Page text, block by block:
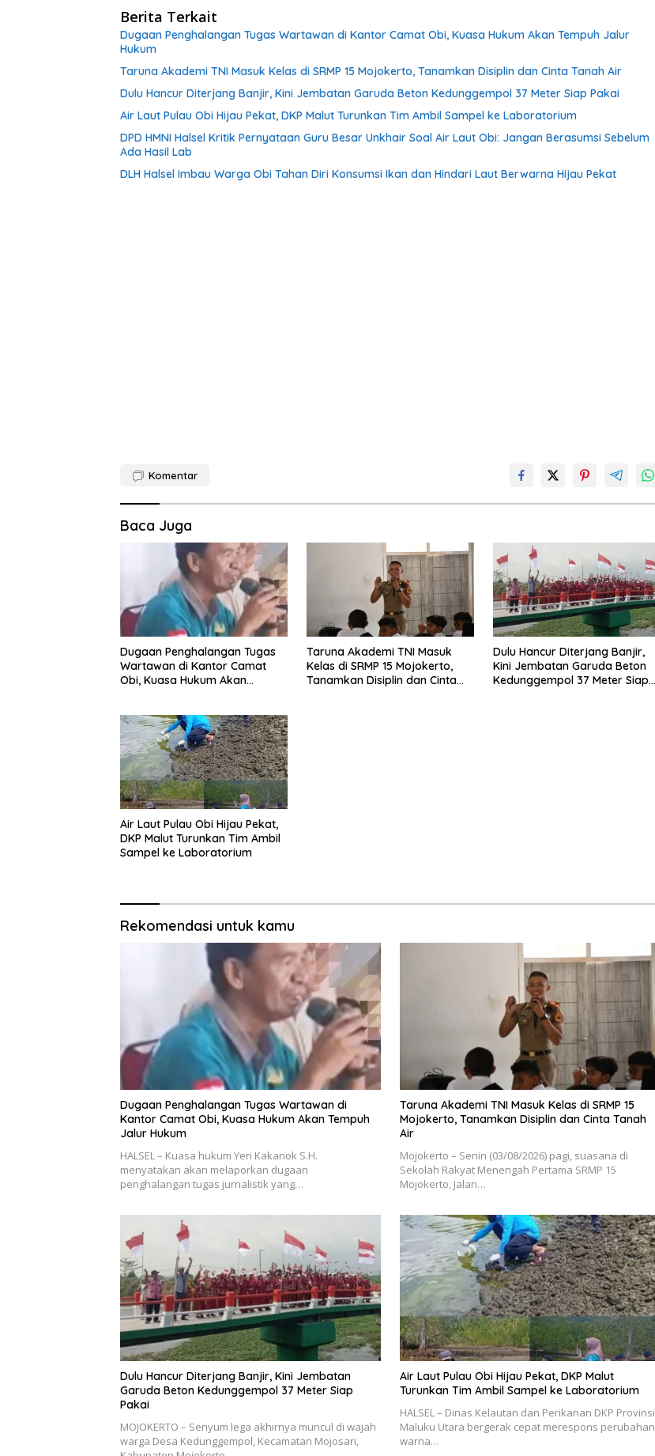
Berita Terkait
Dugaan Penghalangan Tugas Wartawan di Kantor Camat Obi, Kuasa Hukum Akan Tempuh Jalur
Hukum
Taruna Akademi TNI Masuk Kelas di SRMP 15 Mojokerto, Tanamkan Disiplin dan Cinta Tanah Air
Dulu Hancur Diterjang Banjir, Kini Jembatan Garuda Beton Kedunggempol 37 Meter Siap Pakai
Air Laut Pulau Obi Hijau Pekat, DKP Malut Turunkan Tim Ambil Sampel ke Laboratorium
DPD HMNI Halsel Kritik Pernyataan Guru Besar Unkhair Soal Air Laut Obi: Jangan Berasumsi Sebelum
Ada Hasil Lab
DLH Halsel Imbau Warga Obi Tahan Diri Konsumsi Ikan dan Hindari Laut Berwarna Hijau Pekat
Komentar
Baca Juga
Dugaan Penghalangan Tugas
Wartawan di Kantor Camat
Obi, Kuasa Hukum Akan
Taruna Akademi TNI Masuk
Kelas di SRMP 15 Mojokerto,
Tanamkan Disiplin dan Cinta
Dulu Hancur Diterjang Banjir,
Kini Jembatan Garuda Beton
Kedunggempol 37 Meter Siap
Air Laut Pulau Obi Hijau Pekat,
DKP Malut Turunkan Tim Ambil
Sampel ke Laboratorium
Rekomendasi untuk kamu
Dugaan Penghalangan Tugas Wartawan di
Kantor Camat Obi, Kuasa Hukum Akan Tempuh
Jalur Hukum
HALSEL – Kuasa hukum Yeri Kakanok S.H.
menyatakan akan melaporkan dugaan
penghalangan tugas jurnalistik yang…
Taruna Akademi TNI Masuk Kelas di SRMP 15
Mojokerto, Tanamkan Disiplin dan Cinta Tanah
Air
Mojokerto – Senin (03/08/2026) pagi, suasana di
Sekolah Rakyat Menengah Pertama SRMP 15
Mojokerto, Jalan…
Dulu Hancur Diterjang Banjir, Kini Jembatan
Garuda Beton Kedunggempol 37 Meter Siap
Pakai
MOJOKERTO – Senyum lega akhirnya muncul di wajah
warga Desa Kedunggempol, Kecamatan Mojosari,
Air Laut Pulau Obi Hijau Pekat, DKP Malut
Turunkan Tim Ambil Sampel ke Laboratorium
HALSEL – Dinas Kelautan dan Perikanan DKP Provinsi
Maluku Utara bergerak cepat merespons perubahan
warna…